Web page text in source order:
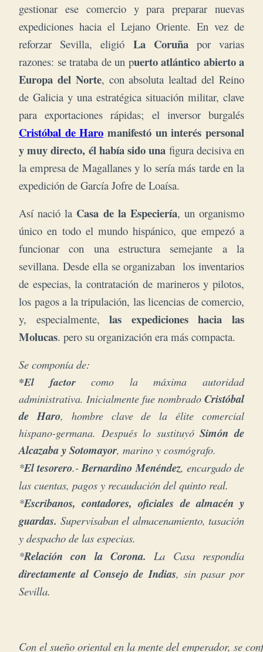
gestionar ese comercio y para preparar nuevas
expediciones hacia el Lejano Oriente. En vez de
reforzar Sevilla, eligió La Coruñapor varias
razones: se trataba de un puerto atlántico abierto a
Europa del Norte, con absoluta lealtad del Reino
de Galicia y una estratégica situación militar, clave
para exportaciones rápidas; el inversor burgalés
Cristóbal de Haro manifestó un interés personal
y muy directo, él había sido una figura decisiva en
la empresa de Magallanes y lo sería más tarde en la
expedición de García Jofre de Loaísa.
Así nació la Casa de la Especiería, un organismo
único en todo el mundo hispánico, queempezó a
funcionar con una estructura semejante a la
sevillana. Desde ella se organizaban los inventarios
de especias, la contratación de marineros y pilotos,
los pagos a la tripulación, las licencias de comercio,
y, especialmente,las expediciones hacia las
Molucas. pero su organización era más compacta.
Se componía de:
*El factorcomo la máxima autoridad
administrativa. Inicialmente fue nombrado Cristóbal
de Haro, hombre clave de la élite comercial
hispano-germana. Después lo sustituyóSimón de
Alcazaba y Sotomayor, marino y cosmógrafo.
*El tesorero.-Bernardino Menéndez, encargado de
las cuentas, pagos y recaudación del quinto real.
*Escribanos, contadores, oficiales de almacén y
guardas. Supervisaban el almacenamiento, tasación
y despacho de las especias.
*Relación con la Corona.La Casa respondía
directamente al Consejo de Indias, sin pasar por
Sevilla.
Con el sueño oriental en la mente del emperador, se